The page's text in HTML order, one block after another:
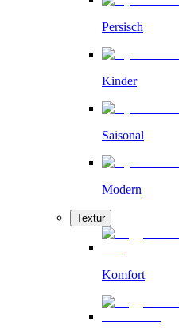
Persisch
Kinder
Saisonal
Modern
Textur
Komfort